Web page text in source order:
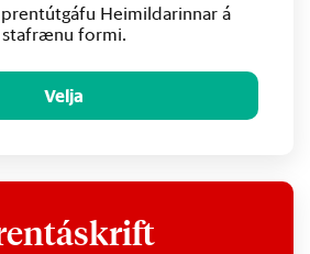
Heimildarinnar á
stafrænu formi.
Velja